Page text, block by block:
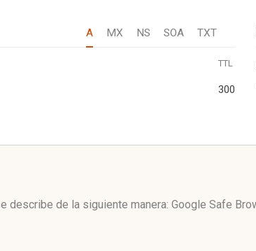
A MX NS SOA TXT
TTL
300
describe de la siguiente manera: Google Safe